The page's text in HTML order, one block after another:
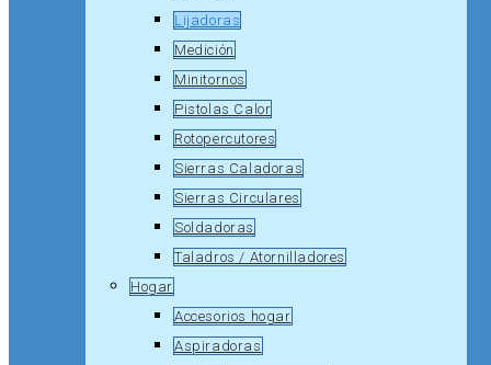
Lijadoras
Medición
Minitornos
Pistolas Calor
Rotopercutores
Sierras Caladoras
Sierras Circulares
Soldadoras
Taladros / Atornilladores
Hogar
Accesorios hogar
Aspiradoras